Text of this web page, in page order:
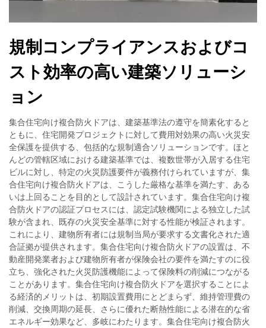
規制コンプライアンスおよびコ
スト効率の高い建築ソリューシ
ョン
集合住宅向け複合防火ドアは、建築基準法の遵守を簡素化すると
ともに、住宅開発プロジェクトに対して費用対効果の高い火災安
全保護を提供する、包括的な規制適合ソリューションです。ほと
んどの管轄区域における建築基準では、複数世帯が入居する住宅
ビルに対し、特定の火災防護要件が義務付けられていますが、集
合住宅向け複合防火ドアは、こうした厳格な基準を満たす、ある
いは上回ることを目的として設計されています。集合住宅向け複
合防火ドアの認証プロセスには、認定試験機関による独立した試
験が含まれ、既存の火災安全基準に対する性能が検証されます。
これにより、建物所有者には規制当局が要求する文書化された適
合証拠が提供されます。集合住宅向け複合防火ドアの設置は、不
動産開発業者および建物所有者が保険会社の要件を満たすのに役
立ち、強化された火災防護機能によって保険料の削減につながる
ことがあります。集合住宅向け複合防火ドアを選択することによ
る経済的メリットは、初期設置費用にとどまらず、維持管理費の
削減、交換周期の延長、さらに優れた断熱性能による潜在的な省
エネルギー効果など、多岐にわたります。集合住宅向け複合防火